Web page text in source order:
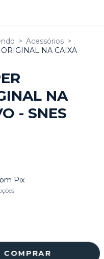
> Acessórios >
NA CAIXA
NA
- SNES
Pix